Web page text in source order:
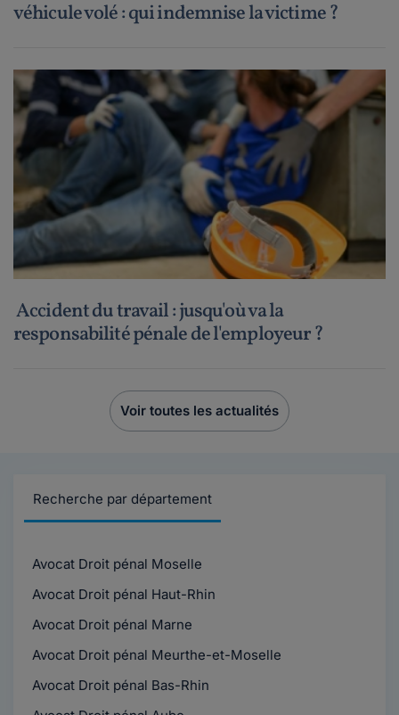
véhicule volé : qui indemnise la victime ?
Accident du travail : jusqu'où va la
responsabilité pénale de l'employeur ?
Voir toutes les actualités
Recherche par département
Avocat Droit pénal Moselle
Avocat Droit pénal Haut-Rhin
Avocat Droit pénal Marne
Avocat Droit pénal Meurthe-et-Moselle
Avocat Droit pénal Bas-Rhin